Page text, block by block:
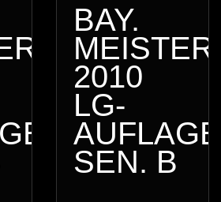
BAY.
2010
LG-
AUFLAGE
SEN. B